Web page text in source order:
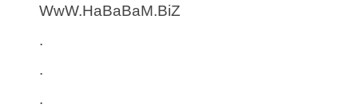
WwW.HaBaBaM.BiZ
.
.
.